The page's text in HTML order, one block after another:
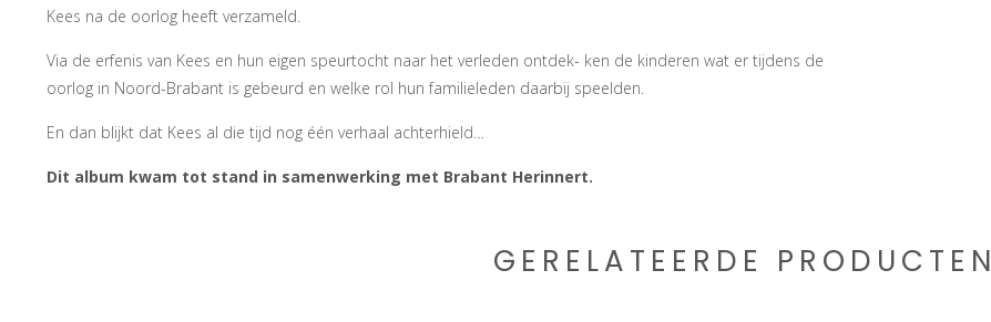
Kees na de oorlog heeft verzameld.
Via de erfenis van Kees en hun eigen speurtocht naar het verleden ontdek- ken de kinderen wat er tijdens de
oorlog in Noord-Brabant is gebeurd en welke rol hun familieleden daarbij speelden.
En dan blijkt dat Kees al die tijd nog één verhaal achterhield…
Dit album kwam tot stand in samenwerking met Brabant Herinnert.
GERELATEERDE PRODUCTEN